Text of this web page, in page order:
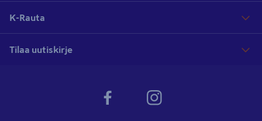
K-Rauta
Tilaa uutiskirje